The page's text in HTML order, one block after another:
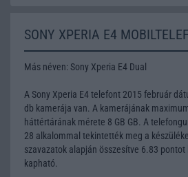
SONY XPERIA E4
Más néven: Sony Xperia E4 Dual
A Sony Xperia E4 telefont 2015 február
db kamerája van. A kamerájának
háttértárának mérete 8 GB GB. A
28 alkalommal tekintették meg a
szavazatok alapján összesítve 6.83
kapható.